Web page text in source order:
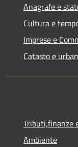
Anagrafe e
Cultura e
Imprese e
Catasto e
Tributi,finanze
Ambiente